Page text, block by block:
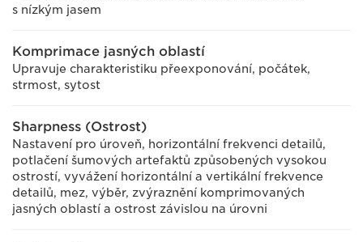
s nízkým jasem
Komprimace jasných oblastí
Upravuje charakteristiku přeexponování, počátek,
strmost, sytost
Sharpness (Ostrost)
Nastavení pro úroveň, horizontální frekvenci detailů,
potlačení šumových artefaktů způsobených vysokou
ostrostí, vyvážení horizontální a vertikální frekvence
detailů, mez, výběr, zvýraznění komprimovaných
jasných oblastí a ostrost závislou na úrovni